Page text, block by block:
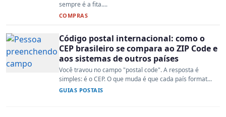
sempre é a fita....
COMPRAS
Código postal internacional: como o
CEP brasileiro se compara ao ZIP Code e
aos sistemas de outros países
Você travou no campo "postal code". A resposta é
simples: é o CEP. O que muda é que cada país format...
GUIAS POSTAIS